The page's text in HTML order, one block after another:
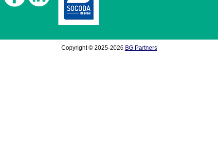
Copyright © 2025-2026 BG Partners